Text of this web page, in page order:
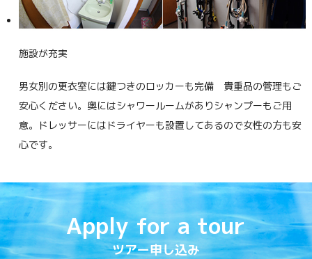
施設が充実
男女別の更衣室には鍵つきのロッカーも完備 貴重品の管理もご
安心ください。奥にはシャワールームがありシャンプーもご用
意。ドレッサーにはドライヤーも設置してあるので女性の方も安
心です。
Apply for a tour
ツアー申し込み